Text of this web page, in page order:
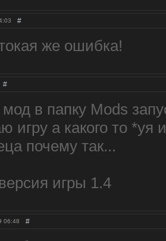
#
же ошибка!
#
мод в папку Mods
игру а какого то *уя
почему так...
игры 1.4
06:48 #